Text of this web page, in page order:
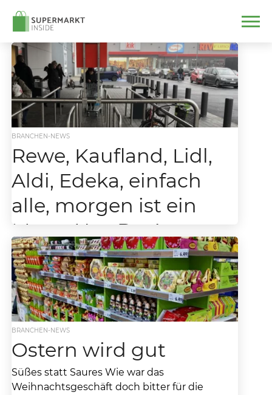
BRANCHEN-NEWS
Rewe, Kaufland, Lidl,
Aldi, Edeka, einfach
alle, morgen ist ein
Mega-Hot-Day!
Das Osterwochenende hat mit dem
absoluten Umsatz-Pik am Gründonnerstag
schon gut losgelegt. Jetzt geht es weiter mit
dem “Ostersamstag“, dieser liegt in...
BRANCHEN-NEWS
Ostern wird gut
Süßes statt Saures Wie war das
Weihnachtsgeschäft doch bitter für die